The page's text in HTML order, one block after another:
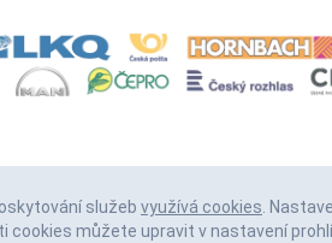
služeb využívá cookies.
cookies můžete upravit v nastavení